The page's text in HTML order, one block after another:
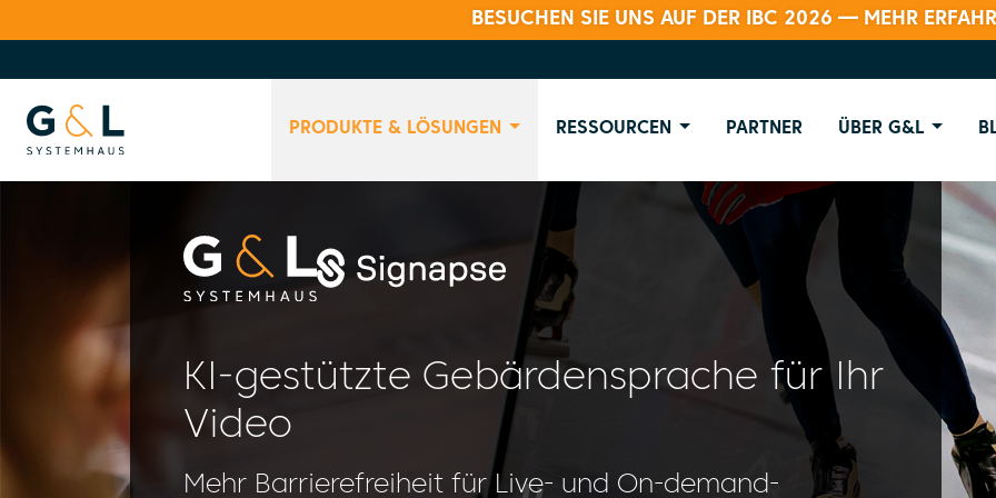
BESUCHEN SIE UNS AUF DER IBC 2026 — MEHR
PRODUKTE & LÖSUNGEN RESSOURCEN PARTNER ÜBER G&L
KI-gestützte Gebärdensprache für Ihr
Video
Mehr Barrierefreiheit für Live- und On-demand-